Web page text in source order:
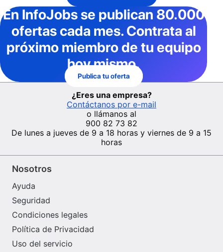
En InfoJobsse publican 80.000
ofertas cada mes. Contrata al
próximo miembro de tu equipo
hoy mismo.
Publica tu oferta
¿Eres una empresa?
Contáctanos por e-mail
o llámanos al
900 82 73 82
De lunes a jueves de 9 a 18 horas y viernes de 9 a 15
horas
Nosotros
Ayuda
Seguridad
Condiciones legales
Política de Privacidad
Uso del servicio